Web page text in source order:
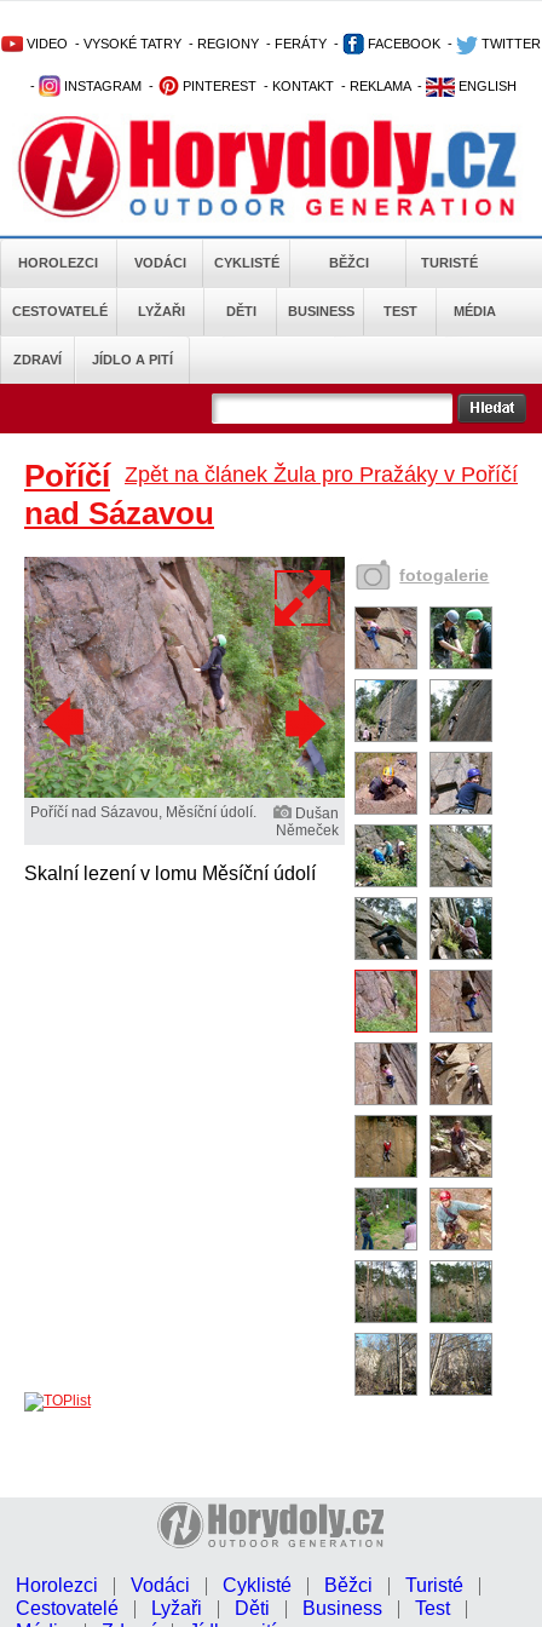
VIDEO - VYSOKÉ TATRY - REGIONY - FERÁTY - FACEBOOK - TWITTER
- INSTAGRAM - PINTEREST - KONTAKT - REKLAMA - ENGLISH
HOROLEZCI VODÁCI CYKLISTÉ BĚŽCI TURISTÉ
CESTOVATELÉ LYŽAŘI DĚTI BUSINESS TEST MÉDIA
ZDRAVÍ JÍDLO A PITÍ
Zpět na článek Žula pro Pražáky v Poříčí
Poříčí
nad Sázavou
Poříčí nad Sázavou, Měsíční údolí.
Dušan
Němeček
Skalní lezení v lomu Měsíční údolí
fotogalerie
Horolezci Vodáci Cyklisté Běžci
Turisté
Cestovatelé
Lyžaři Děti Business
Test